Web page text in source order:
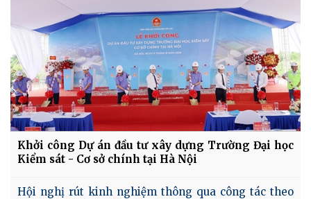
Khởi công Dự án đầu tư xây dựng Trường Đại học
Kiểm sát - Cơ sở chính tại Hà Nội
Hội nghị rút kinh nghiệm thông qua công tác theo